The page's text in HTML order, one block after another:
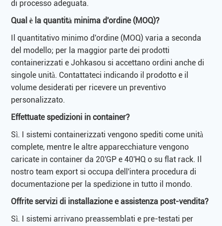
di processo adeguata.
Qual è la quantità minima d'ordine (MOQ)?
Il quantitativo minimo d'ordine (MOQ) varia a seconda
del modello; per la maggior parte dei prodotti
containerizzati e Johkasou si accettano ordini anche di
singole unità. Contattateci indicando il prodotto e il
volume desiderati per ricevere un preventivo
personalizzato.
Effettuate spedizioni in container?
Sì. I sistemi containerizzati vengono spediti come unità
complete, mentre le altre apparecchiature vengono
caricate in container da 20'GP e 40'HQ o su flat rack. Il
nostro team export si occupa dell'intera procedura di
documentazione per la spedizione in tutto il mondo.
Offrite servizi di installazione e assistenza post-vendita?
Sì. I sistemi arrivano preassemblati e pre-testati per